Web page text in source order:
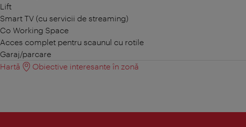
Lift
Smart TV (cu servicii de streaming)
Co Working Space
Acces complet pentru scaunul cu rotile
Garaj/parcare
Hartă
Obiective interesante în zonă